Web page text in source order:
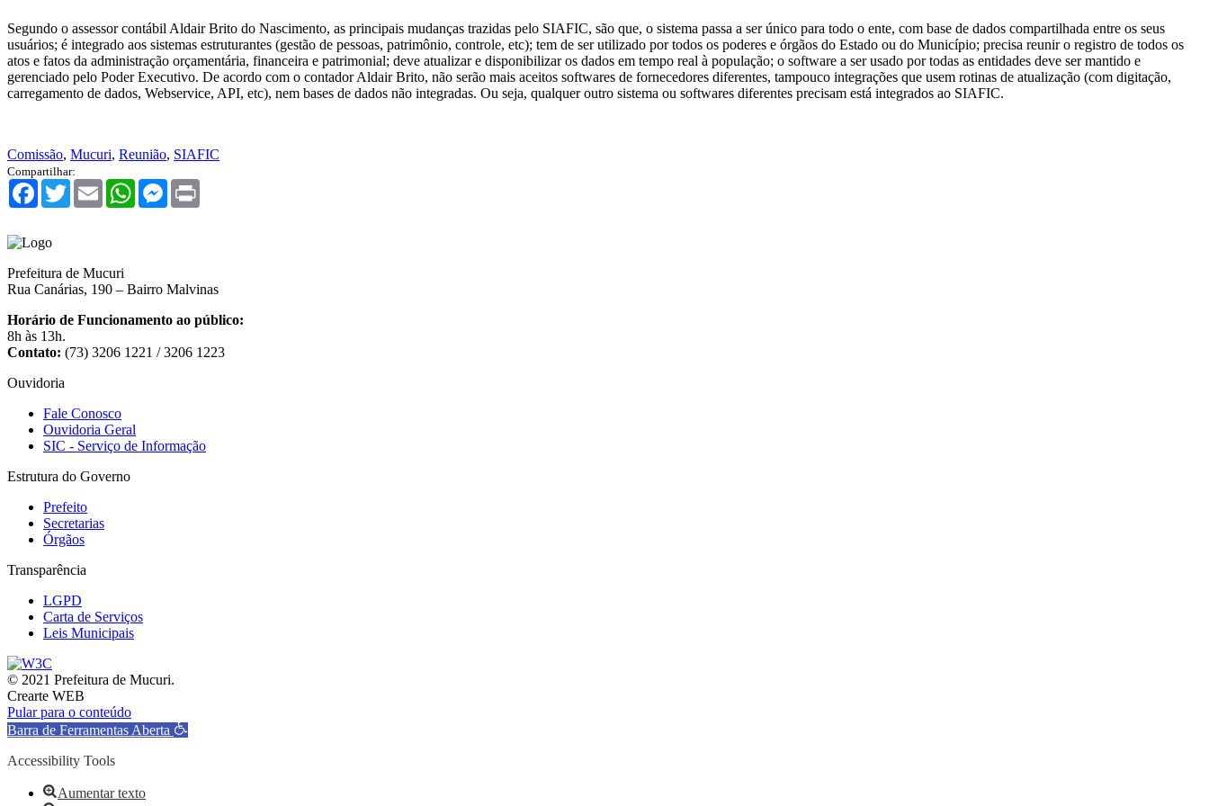
Segundo o assessor contábil Aldair Brito do Nascimento, as principais mudanças trazidas pelo SIAFIC, são que, o sistema passa a ser único para todo o ente, com base de dados compartilhada entre os seus
usuários; é integrado aos sistemas estruturantes (gestão de pessoas, patrimônio, controle, etc); tem de ser utilizado por todos os poderes e órgãos do Estado ou do Município; precisa reunir o registro de todos os
atos e fatos da administração orçamentária, financeira e patrimonial; deve atualizar e disponibilizar os dados em tempo real à população; o software a ser usado por todas as entidades deve ser mantido e
gerenciado pelo Poder Executivo. De acordo com o contador Aldair Brito, não serão mais aceitos softwares de fornecedores diferentes, tampouco integrações que usem rotinas de atualização (com digitação,
carregamento de dados, Webservice, API, etc), nem bases de dados não integradas. Ou seja, qualquer outro sistema ou softwares diferentes precisam está integrados ao SIAFIC.
Comissão, Mucuri, Reunião, SIAFIC
Compartilhar:
Facebook
TwitterEmail WhatsAppMessenger
Prefeitura de Mucuri
Rua Canárias, 190 – Bairro Malvinas
Horário de Funcionamento ao público:
8h às 13h.
Contato: (73) 3206 1221 / 3206 1223
Ouvidoria
Fale Conosco
Ouvidoria Geral
SIC - Serviço de Informação
Estrutura do Governo
Prefeito
Secretarias
Órgãos
Transparência
LGPD
Carta de Serviços
Leis Municipais
© 2021 Prefeitura de Mucuri.
Crearte WEB
Pular para o conteúdo
Barra de Ferramentas Aberta
Accessibility Tools
Aumentar texto